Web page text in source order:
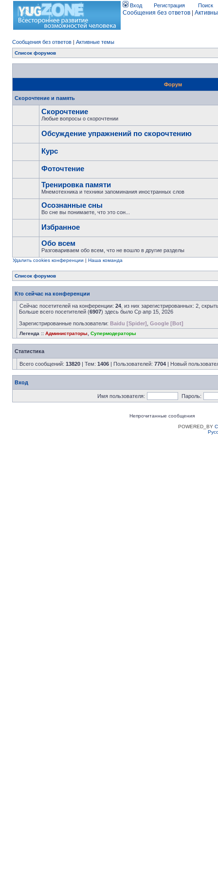
Вход Регистрация Поиск
Сообщения без ответов
Сообщения без ответов | Активные темы
Список форумов
Форум
Скорочтение и память
Скорочтение
Любые вопросы о скорочтении
Обсуждение упражнений по скорочтению
Курс
Фоточтение
Тренировка памяти
Мнемотехника и техники запоминания иностранных слов
Осознанные сны
Во сне вы понимаете, что это сон...
Избранное
Обо всем
Разговариваем обо всем, что не вошло в другие разделы
Удалить cookies конференции | Наша команда
Список форумов
Кто сейчас на конференции
Сейчас посетителей на конференции: 24 , из них зарегистрированных: 2,
Больше всего посетителей (6907) здесь было Ср апр 15, 2026
Зарегистрированные пользователи: Baidu [Spider] Google [Bot]
Легенда :: Администраторы Супермодераторы
Статистика
Всего сообщений: 13820 | Тем: 1406 | Пользователей: 7704 | Новый
Вход
Имя пользователя: Пароль:
Непрочитанные сообщения
POWERED_BY